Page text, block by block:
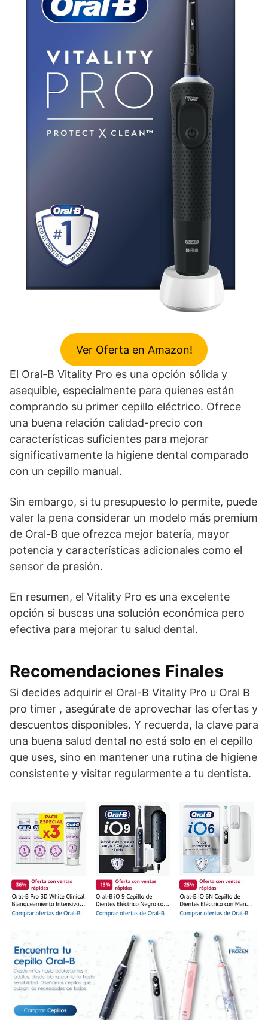
Ver Oferta en Amazon!
El Oral-B Vitality Pro es una opción sólida y
asequible, especialmente para quienes están
comprando su primer cepillo eléctrico. Ofrece
una buena relación calidad-precio con
características suficientes para mejorar
significativamente la higiene dental comparado
con un cepillo manual.
Sin embargo, si tu presupuesto lo permite, puede
valer la pena considerar un modelo más premium
de Oral-B que ofrezca mejor batería, mayor
potencia y características adicionales como el
sensor de presión.
En resumen, el Vitality Pro es una excelente
opción si buscas una solución económica pero
efectiva para mejorar tu salud dental.
Recomendaciones Finales
Si decides adquirir el Oral-B Vitality Pro u Oral B
pro timer , asegúrate de aprovechar las ofertas y
descuentos disponibles. Y recuerda, la clave para
una buena salud dental no está solo en el cepillo
que uses, sino en mantener una rutina de higiene
consistente y visitar regularmente a tu dentista.